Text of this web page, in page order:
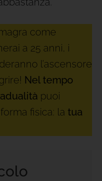
come
a 25 anni, i
l’ascensore
Nel tempo
puoi
fisica: la tua